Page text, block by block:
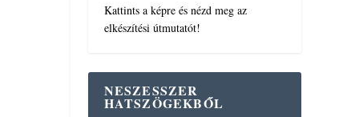
Kattints a képre és nézd meg az
elkészítési útmutatót!
NESZESSZER
HATSZÖGEKBŐL